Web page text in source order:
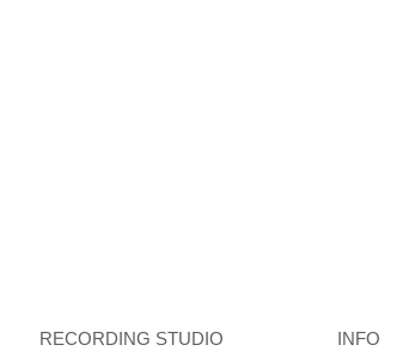
RECORDING STUDIO
INFO